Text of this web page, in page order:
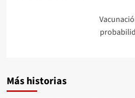
Más historias